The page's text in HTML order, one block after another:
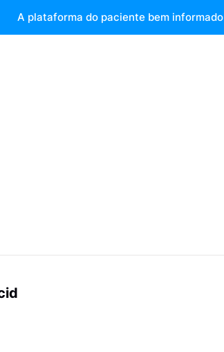
A plataforma do paciente bem informado